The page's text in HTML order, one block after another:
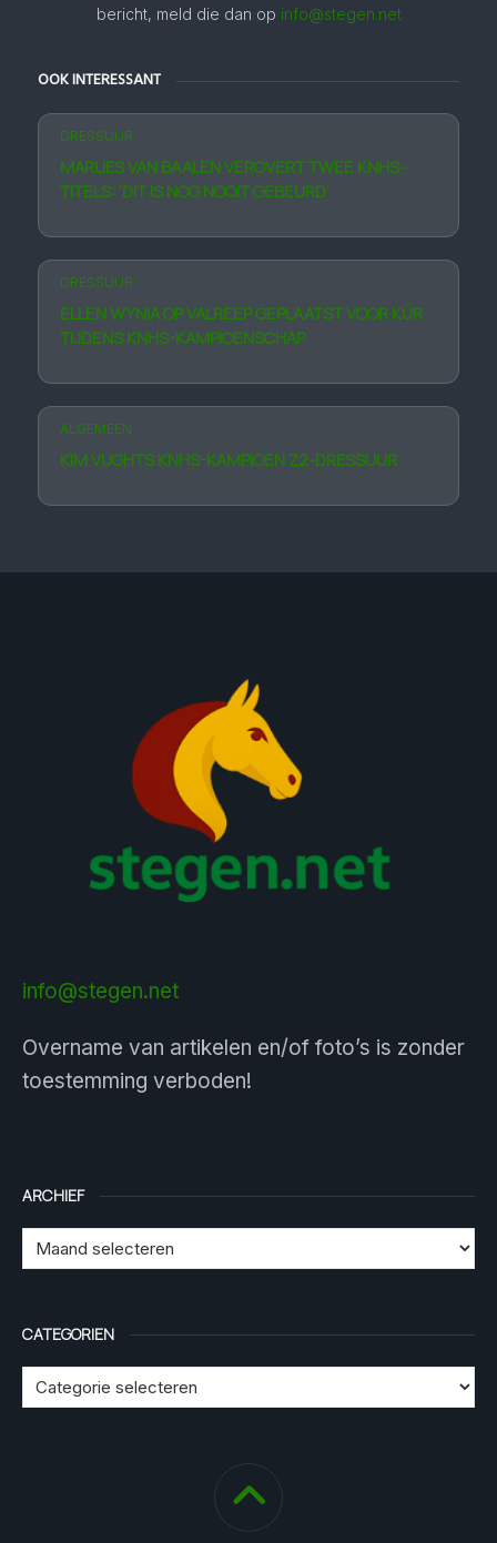
bericht, meld die dan op info@stegen.net
OOK INTERESSANT
DRESSUUR
MARLIES VAN BAALEN VEROVERT TWEE KNHS-
TITELS: ‘DIT IS NOG NOOIT GEBEURD’
DRESSUUR
ELLEN WYNIA OP VALREEP GEPLAATST VOOR KÜR
TIJDENS KNHS-KAMPIOENSCHAP
ALGEMEEN
KIM VUGHTS KNHS-KAMPIOEN Z2-DRESSUUR
info@stegen.net
Overname van artikelen en/of foto’s is zonder
toestemming verboden!
ARCHIEF
CATEGORIEN